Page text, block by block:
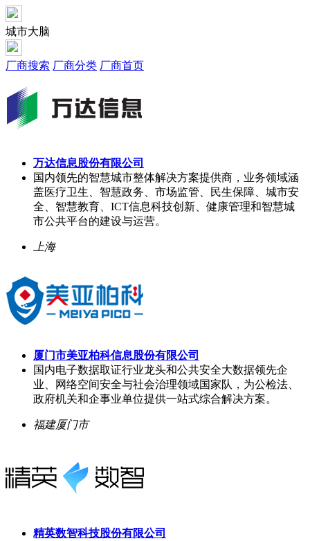
城市大脑
厂商搜索 厂商分类 厂商首页
万达信息股份有限公司
国内领先的智慧城市整体解决方案提供商，业务领域涵
盖医疗卫生、智慧政务、市场监管、民生保障、城市安
全、智慧教育、ICT信息科技创新、健康管理和智慧城
市公共平台的建设与运营。
上海
厦门市美亚柏科信息股份有限公司
国内电子数据取证行业龙头和公共安全大数据领先企
业、网络空间安全与社会治理领域国家队，为公检法、
政府机关和企事业单位提供一站式综合解决方案。
福建厦门市
精英数智科技股份有限公司